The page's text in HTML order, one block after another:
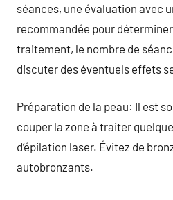
séances, une évaluation avec
recommandée pour
traitement, le nombre de
discuter des éventuels effets
Préparation de la peau: Il est
couper la zone à traiter
d’épilation laser. Évitez de
autobronzants.